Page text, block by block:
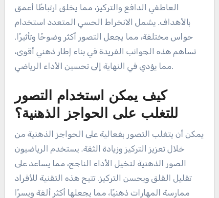
العاطفي الدافع والتركيز، مما يخلق ارتباطًا أعمق
بالأهداف. يشمل الانخراط الحسي المتعدد استخدام
حواس مختلفة، مما يجعل التصور أكثر وضوحًا وتأثيرًا.
تساهم هذه الجوانب الفريدة في بناء إطار ذهني أقوى،
مما يؤدي في النهاية إلى تحسين الأداء الرياضي.
كيف يمكن استخدام التصور
للتغلب على الحواجز الذهنية؟
يمكن أن يتغلب التصور بفعالية على الحواجز الذهنية من
خلال تعزيز التركيز وزيادة الثقة. يستخدم الرياضيون
الصور الذهنية لتخيل الأداء الناجح، مما يساعد على
تقليل القلق ويحسن التركيز. تتيح هذه التقنية للأفراد
ممارسة المهارات ذهنيًا، مما يجعلها أكثر ألفة ويسرًا